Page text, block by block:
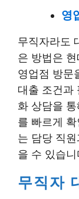
영
무직자라도
은 방법은
영업점 방문
대출 조건과
화 상담을
를 빠르게
는 담당 직
을 수 있습니
무직자